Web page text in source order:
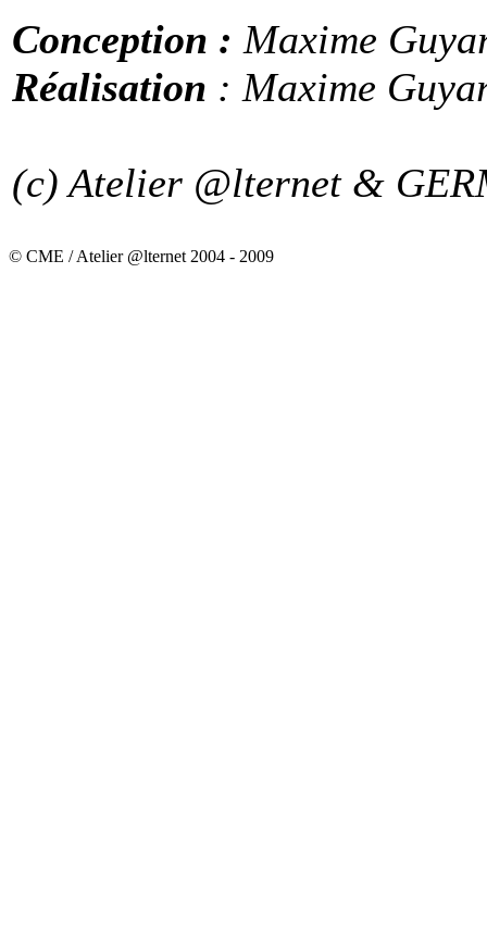
Conception : Maxime
Réalisation : Maxime
(c) Atelier @lternet &
© CME / Atelier @lternet 2004 - 2009